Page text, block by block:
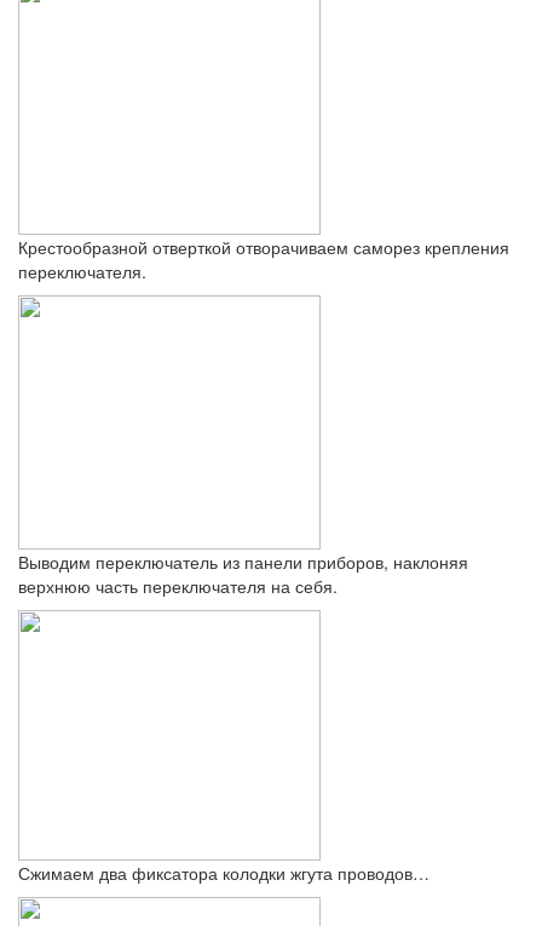
Крестообразной отверткой отворачиваем саморез крепления
переключателя.
Выводим переключатель из панели приборов, наклоняя
верхнюю часть переключателя на себя.
Сжимаем два фиксатора колодки жгута проводов…